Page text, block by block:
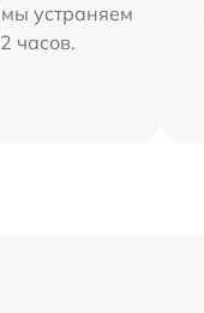
устраняем
часов.